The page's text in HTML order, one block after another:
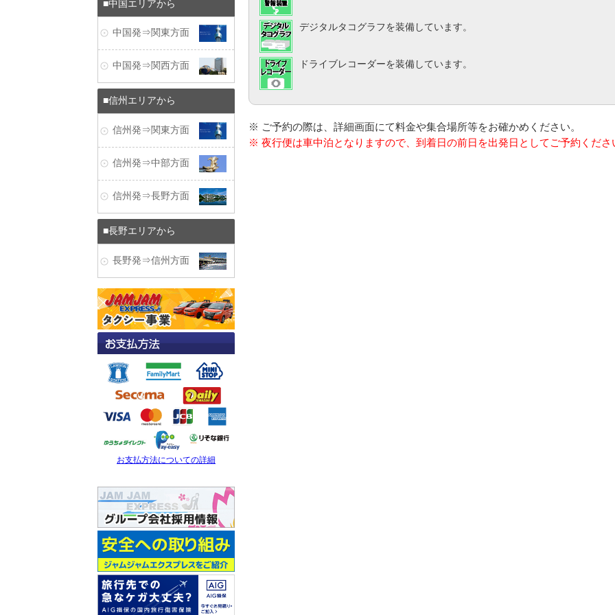
デジタルタコグラフを装備しています。
ドライブレコーダーを装備しています。
※ ご予約の際は、詳細画面にて料金や集合場所等をお確かめください。
※ 夜行便は車中泊となりますので、到着日の前日を出発日としてご予約くださ
中国エリアから
中国発⇒関東方面
中国発⇒関西方面
信州エリアから
信州発⇒関東方面
信州発⇒中部方面
信州発⇒長野方面
長野エリアから
長野発⇒信州方面
お支払方法についての詳細